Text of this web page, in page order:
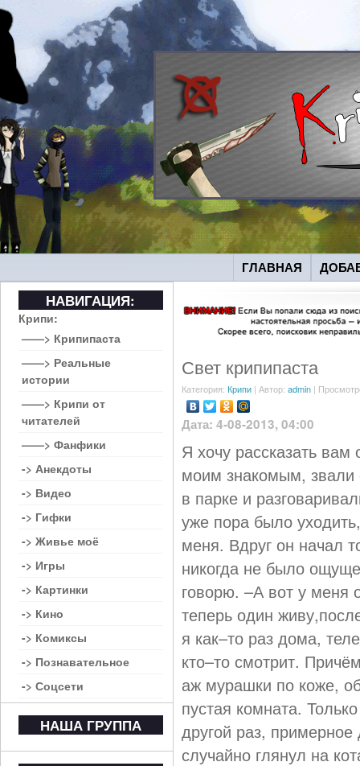
ГЛАВНАЯ
Свет крипипаста
Категория: Крипи | Автор: admin |
Дата: 4-08-2013, 04:00
Я хочу рассказать
моим знакомым, звали
в парке и
уже пора было
меня. Вдруг он начал
никогда не было
говорю. –А вот у меня
теперь один
я как–то раз дома,
кто–то смотрит.
аж мурашки по коже,
пустая комната.
другой раз,
случайно глянул на
НАВИГАЦИЯ:
Крипи:
——> Крипипаста
——> Реальные
истории
——> Крипи от
читателей
——> Фанфики
-> Анекдоты
-> Видео
-> Гифки
-> Живье моё
-> Игры
-> Картинки
-> Кино
-> Комиксы
-> Познавательное
-> Соцсети
НАША ГРУППА